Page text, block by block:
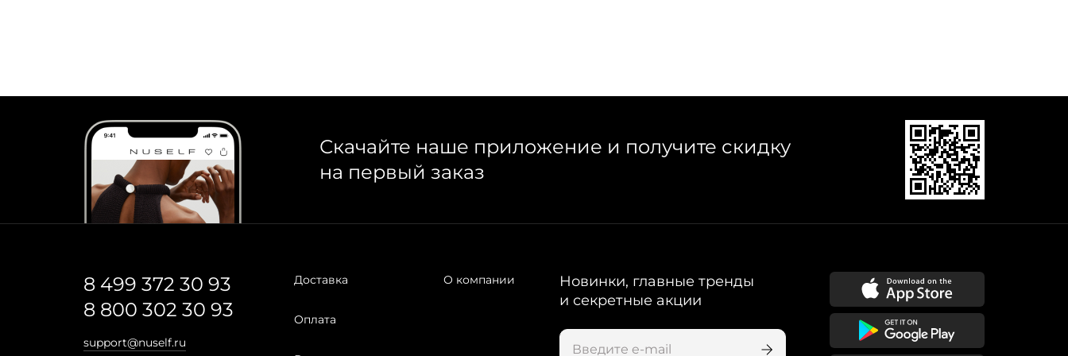
Скачайте наше приложение и получите скидку
на первый заказ
8 499 372 30 93
8 800 302 30 93
support@nuself.ru
Доставка
Оплата
О компании
Новинки, главные тренды
и секретные акции